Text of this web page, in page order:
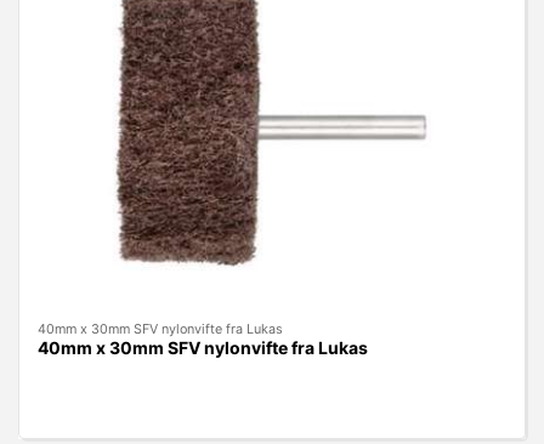
40mm x 30mm SFV nylonvifte fra Lukas
40mm x 30mm SFV nylonvifte fra Lukas